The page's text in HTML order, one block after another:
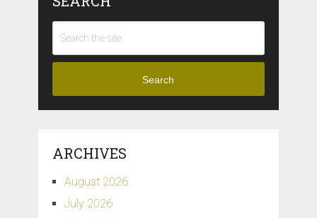
Search
ARCHIVES
August 2026
July 2026